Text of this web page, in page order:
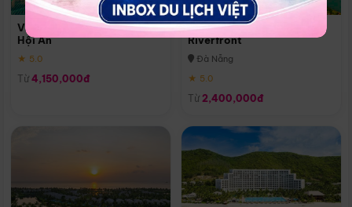
Vinpearl Resort & Golf Nam
Hội An
★ 5.0
Từ 4,150,000đ
Melia Vinpearl Danang
Riverfront
Đà Nẵng
★ 5.0
Từ 2,400,000đ